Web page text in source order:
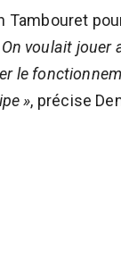
Tambouret
On voulait jouer
le
», précise